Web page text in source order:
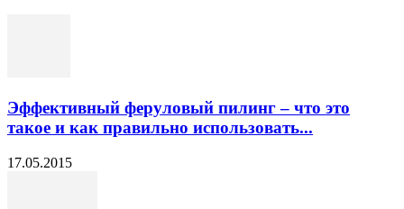
Эффективный феруловый пилинг – что это
такое и как правильно использовать...
17.05.2015